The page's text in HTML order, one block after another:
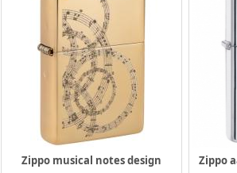
Zippo musical notes design
Zippo